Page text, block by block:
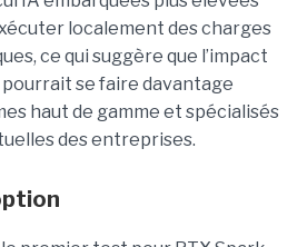
localement des charges
ce qui suggère que l’impact
se faire davantage
haut de gamme et spécialisés
des entreprises.